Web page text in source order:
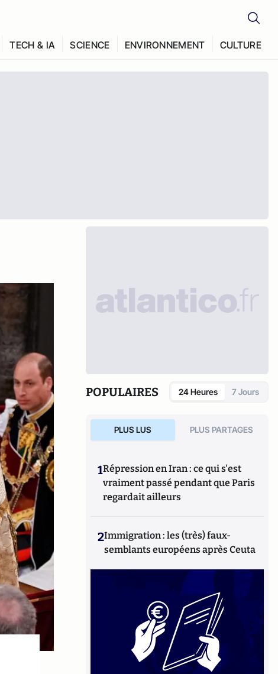
TECH & IA SCIENCE ENVIRONNEMENT CULTURE
POPULAIRES 24 Heures 7 Jours
PLUS LUS PLUS PARTAGES
1Répression en Iran : ce qui s'est
vraiment passé pendant que Paris
regardait ailleurs
2Immigration : les (très) faux-
semblants européens après Ceuta